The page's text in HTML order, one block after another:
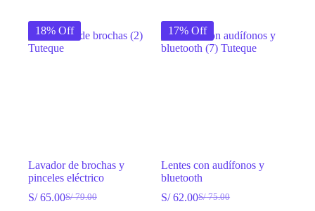
original
era:
S/ 70.00.
actual
es:
S/ 59.00.
original
era:
S/ 119.00.
actual
es:
S/ 109.00.
18% Off
Lavador de brochas y
pinceles eléctrico
S/79.00
El
S/65.00El
17% Off
Lentes con audífonos y
bluetooth
S/75.00
El
S/62.00El